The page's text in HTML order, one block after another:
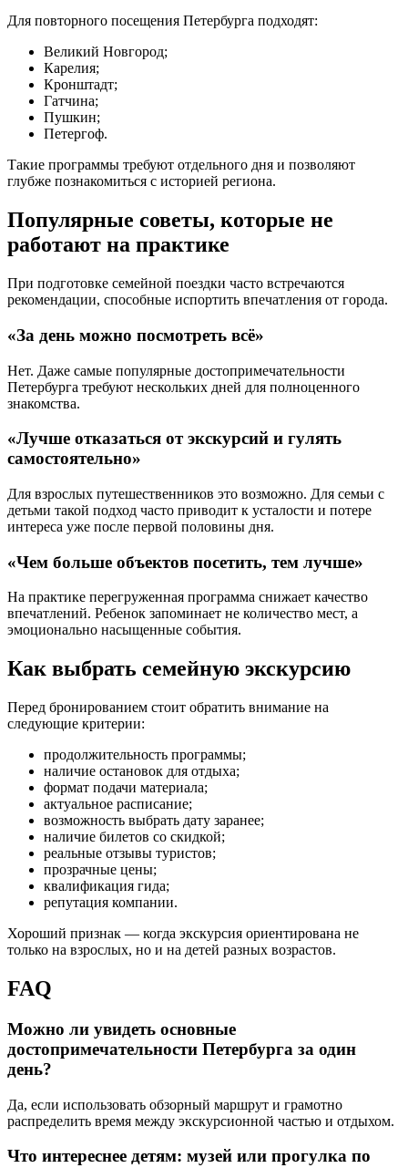
Для повторного посещения Петербурга подходят:
Великий Новгород;
Карелия;
Кронштадт;
Гатчина;
Пушкин;
Петергоф.
Такие программы требуют отдельного дня и позволяют
глубже познакомиться с историей региона.
Популярные советы, которые не
работают на практике
При подготовке семейной поездки часто встречаются
рекомендации, способные испортить впечатления от города.
«За день можно посмотреть всё»
Нет. Даже самые популярные достопримечательности
Петербурга требуют нескольких дней для полноценного
знакомства.
«Лучше отказаться от экскурсий и гулять
самостоятельно»
Для взрослых путешественников это возможно. Для семьи с
детьми такой подход часто приводит к усталости и потере
интереса уже после первой половины дня.
«Чем больше объектов посетить, тем лучше»
На практике перегруженная программа снижает качество
впечатлений. Ребенок запоминает не количество мест, а
эмоционально насыщенные события.
Как выбрать семейную экскурсию
Перед бронированием стоит обратить внимание на
следующие критерии:
продолжительность программы;
наличие остановок для отдыха;
формат подачи материала;
актуальное расписание;
возможность выбрать дату заранее;
наличие билетов со скидкой;
реальные отзывы туристов;
прозрачные цены;
квалификация гида;
репутация компании.
Хороший признак — когда экскурсия ориентирована не
только на взрослых, но и на детей разных возрастов.
FAQ
Можно ли увидеть основные
достопримечательности Петербурга за один
день?
Да, если использовать обзорный маршрут и грамотно
распределить время между экскурсионной частью и отдыхом.
Что интереснее детям: музей или прогулка по